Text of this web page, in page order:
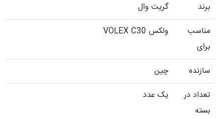
برند
گریت وال
مناسب
برای
ولکس VOLEX C30
سازنده
چین
تعداد در
بسته
یک عدد